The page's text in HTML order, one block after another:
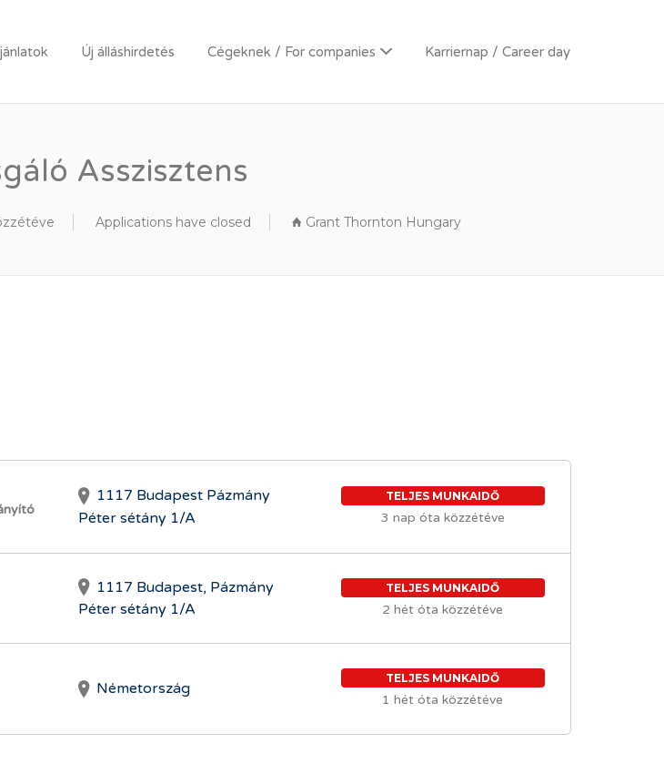
Új álláshirdetés Cégeknek / For companies Karriernap / Career day
Asszisztens
Applications have closed Grant Thornton Hungary
1117 Budapest Pázmány
Péter sétány 1/A
TELJES MUNKAIDŐ
3 nap óta közzétéve
1117 Budapest, Pázmány
Péter sétány 1/A
TELJES MUNKAIDŐ
2 hét óta közzétéve
Németország
TELJES MUNKAIDŐ
1 hét óta közzétéve